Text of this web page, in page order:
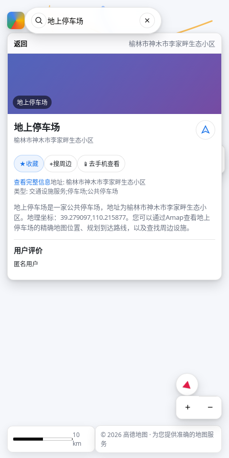
返回 榆林市神木市李家畔生态小区
地上停车场
地上停车场
榆林市神木市李家畔生态小区
★收藏 ⌖搜周边 📱 去手机查看
查看完整信息地址: 榆林市神木市李家畔生态小区
类型: 交通设施服务;停车场;公共停车场
地上停车场是一家公共停车场，地址为榆林市神木市李家畔生态小
区。地理坐标：39.279097,110.215877。您可以通过Amap查看地上
停车场的精确地图位置、规划到达路线，以及查找周边设施。
用户评价
匿名用户
+ −
10
km
© 2026 高德地图 · 为您提供准确的地图服
务